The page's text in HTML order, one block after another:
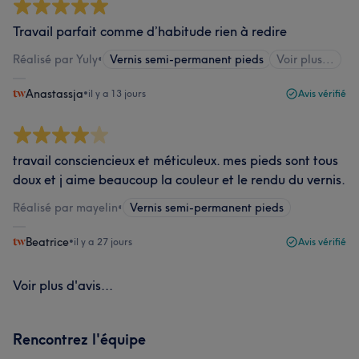
Travail parfait comme d’habitude rien à redire
Réalisé par Yuly• Vernis semi-permanent pieds Voir plus...
Anastassja•il y a 13 jours Avis vérifié
travail consciencieux et méticuleux. mes pieds sont tous
doux et j aime beaucoup la couleur et le rendu du vernis.
Réalisé par mayelin• Vernis semi-permanent pieds
Beatrice•il y a 27 jours Avis vérifié
Voir plus d'avis...
Rencontrez l'équipe